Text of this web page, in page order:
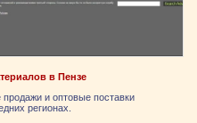
в Пензе
и оптовые поставки
регионах.